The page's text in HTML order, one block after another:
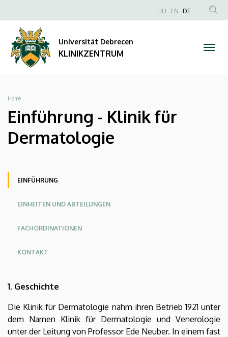
Klinik
Dermatologie
KLINIKZENTRUM
zum
Inhalt
Anonim
HU EN DE
Universität Debrecen
KLINIKZENTRUM
Breadcrumb
Home
Einführung - Klinik für
Dermatologie
Oldalmenü
Oldalmenü
Angol
Oldalmenü
Német
EINFÜHRUNG
EINHEITEN UND ABTEILUNGEN
FACHORDINATIONEN
KONTAKT
1. Geschichte
Die Klinik für Dermatologie nahm ihren Betrieb 1921 unter
dem Namen Klinik für Dermatologie und Venerologie
unter der Leitung von Professor Ede Neuber. In einem fast